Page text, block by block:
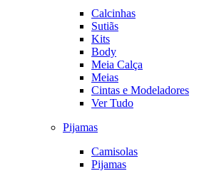
Calcinhas
Sutiãs
Kits
Body
Meia Calça
Meias
Cintas e Modeladores
Ver Tudo
Pijamas
Camisolas
Pijamas